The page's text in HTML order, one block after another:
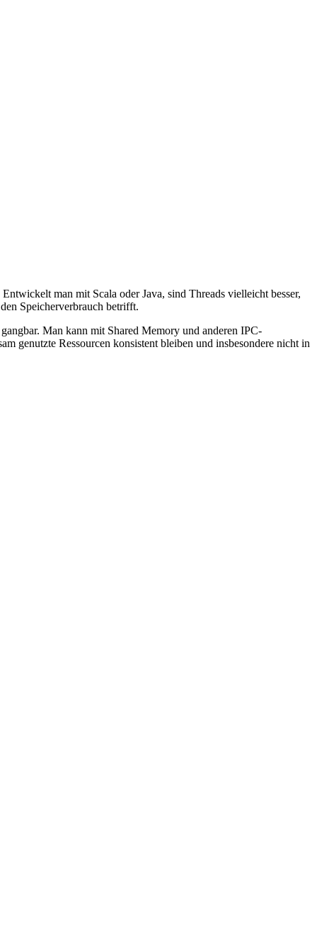
man mit Scala oder Java, sind Threads vielleicht besser,
Speicherverbrauch betrifft.
Man kann mit Shared Memory und anderen IPC-
genutzte Ressourcen konsistent bleiben und insbesondere nicht in